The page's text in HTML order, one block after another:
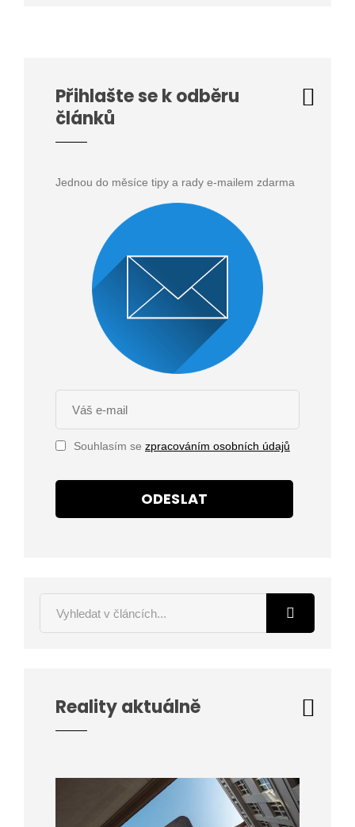
Přihlašte se k odběru
článků
Jednou do měsíce tipy a rady e-mailem zdarma
Souhlasím se zpracováním osobních údajů
ODESLAT
Reality aktuálně